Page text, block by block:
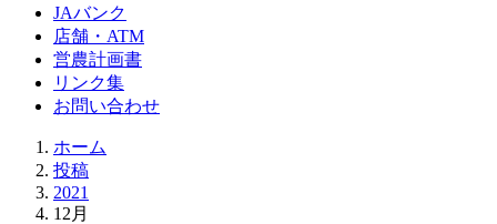
JAバンク
店舗・ATM
営農計画書
リンク集
お問い合わせ
ホーム
投稿
2021
12月